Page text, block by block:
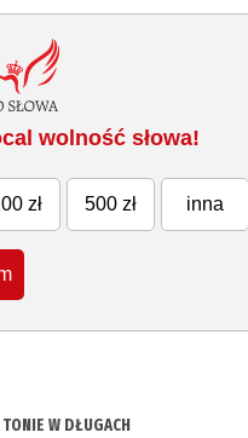
wolność słowa!
zł 500 zł inna
TONIE W DŁUGACH